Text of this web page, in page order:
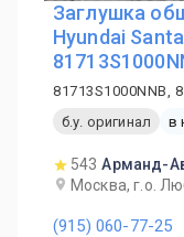
Заглушка
Hyundai
81713S1000NNB,
б.у. оригинал
в
543 Арманд-
Москва, г.о.
(915) 060-77-25